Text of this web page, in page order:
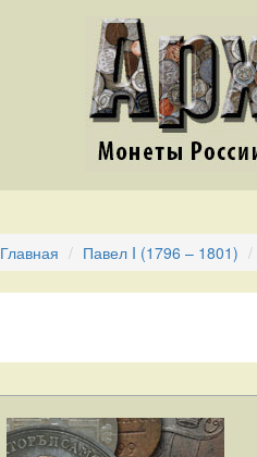
Главная Павел I (1796 – 1801)